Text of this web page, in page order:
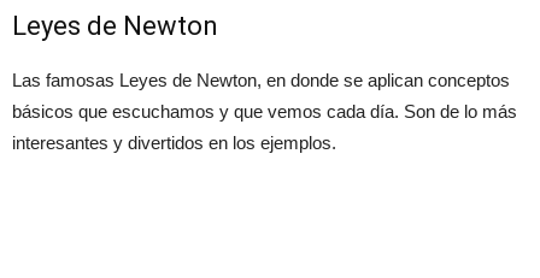
Leyes de Newton
Las famosas Leyes de Newton, en donde se aplican conceptos
básicos que escuchamos y que vemos cada día. Son de lo más
interesantes y divertidos en los ejemplos.